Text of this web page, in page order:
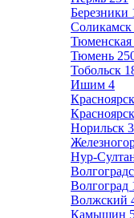
Березники
Соликамск
Тюменская
Тюмень
Тобольск
Ишим 4
Красноярск
Норильск
Нур-
Волгоград
Волжский
Камышин